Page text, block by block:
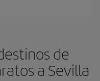
de
a Sevilla